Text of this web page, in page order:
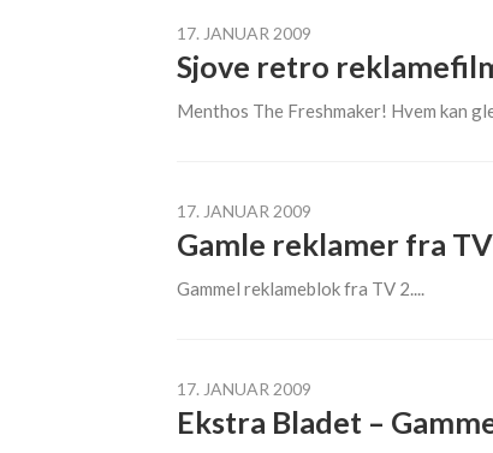
17. JANUAR 2009
Sjove retro
Menthos The Freshmaker! Hvem kan
17. JANUAR 2009
Gamle reklamer fra
Gammel reklameblok fra TV 2....
17. JANUAR 2009
Ekstra Bladet –